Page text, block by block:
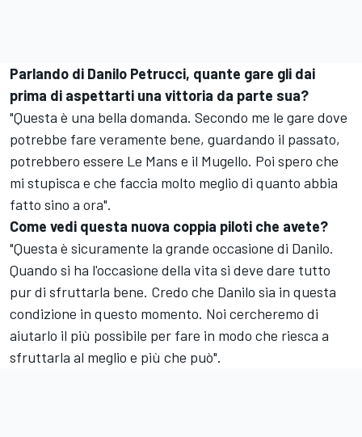
Parlando di Danilo Petrucci, quante gare gli dai
prima di aspettarti una vittoria da parte sua?
"Questa è una bella domanda. Secondo me le gare dove
potrebbe fare veramente bene, guardando il passato,
potrebbero essere Le Mans e il Mugello. Poi spero che
mi stupisca e che faccia molto meglio di quanto abbia
fatto sino a ora".
Come vedi questa nuova coppia piloti che avete?
"Questa è sicuramente la grande occasione di Danilo.
Quando si ha l'occasione della vita si deve dare tutto
pur di sfruttarla bene. Credo che Danilo sia in questa
condizione in questo momento. Noi cercheremo di
aiutarlo il più possibile per fare in modo che riesca a
sfruttarla al meglio e più che può".